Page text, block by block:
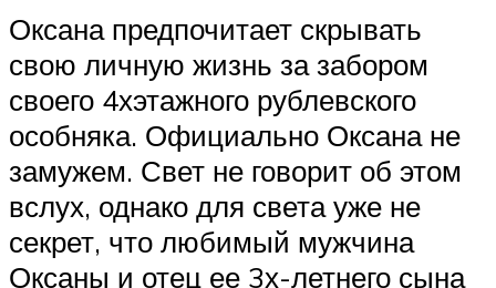
Оксана предпочитает скрывать
свою личную жизнь за забором
своего 4хэтажного рублевского
особняка. Официально Оксана не
замужем. Свет не говорит об этом
вслух, однако для света уже не
секрет, что любимый мужчина
Оксаны и отец ее 3х-летнего сына